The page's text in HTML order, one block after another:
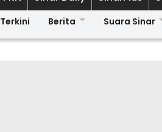
Terkini Berita Suara Sinar